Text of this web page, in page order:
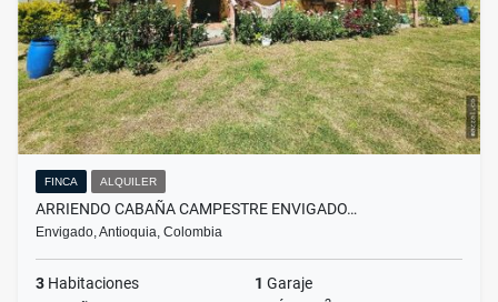
FINCA ALQUILER
ARRIENDO CABAÑA CAMPESTRE ENVIGADO…
Envigado, Antioquia, Colombia
3 Habitaciones 1 Garaje